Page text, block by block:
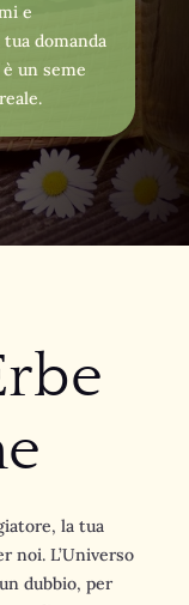
e
domanda
un seme
la tua
noi. L’Universo
dubbio, per